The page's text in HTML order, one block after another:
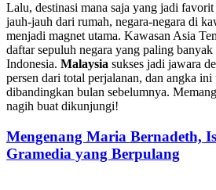
Lalu, destinasi mana saja yang jadi
jauh-jauh dari rumah, negara-negara di
menjadi magnet utama. Kawasan Asia
daftar sepuluh negara yang paling
Indonesia. Malaysia sukses jadi jawara
persen dari total perjalanan, dan angka
dibandingkan bulan sebelumnya.
nagih buat dikunjungi!
Mengenang Maria Bernadeth,
Gramedia yang Berpulang